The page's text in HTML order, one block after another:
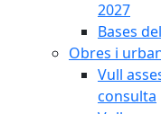
2027
Bases
Obres i
Vull
consulta